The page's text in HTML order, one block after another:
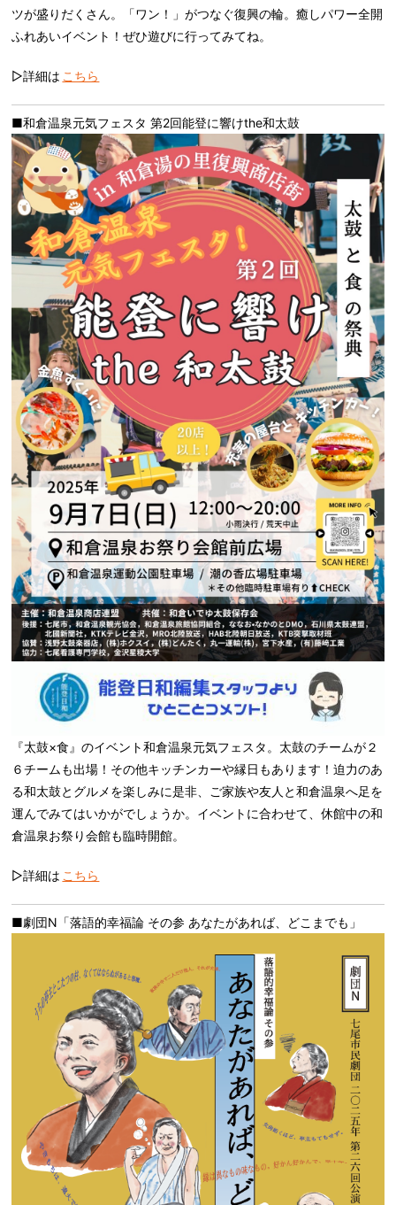
ツが盛りだくさん。「ワン！」がつなぐ復興の輪。癒しパワー全開
ふれあいイベント！ぜひ遊びに行ってみてね。
▷詳細は こちら
■和倉温泉元気フェスタ 第2回能登に響けthe和太鼓
『太鼓×食』のイベント和倉温泉元気フェスタ。太鼓のチームが２
６チームも出場！その他キッチンカーや縁日もあります！迫力のあ
る和太鼓とグルメを楽しみに是非、ご家族や友人と和倉温泉へ足を
運んでみてはいかがでしょうか。イベントに合わせて、休館中の和
倉温泉お祭り会館も臨時開館。
▷詳細は こちら
■劇団N「落語的幸福論 その参 あなたがあれば、どこまでも」